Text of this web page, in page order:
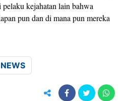
kejahatan lain bahwa
pun dan di mana pun mereka
NEWS